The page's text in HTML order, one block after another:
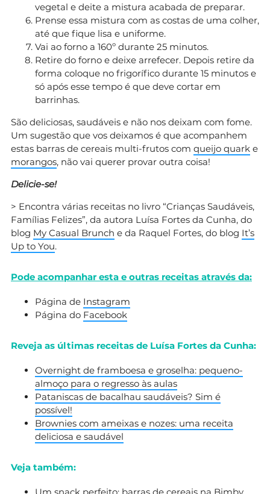
vegetal e deite a mistura acabada de preparar.
Prense essa mistura com as costas de uma colher,
até que fique lisa e uniforme.
Vai ao forno a 160º durante 25 minutos.
Retire do forno e deixe arrefecer. Depois retire da
forma coloque no frigorífico durante 15 minutos e
só após esse tempo é que deve cortar em
barrinhas.
São deliciosas, saudáveis e não nos deixam com fome.
Um sugestão que vos deixamos é que acompanhem
estas barras de cereais multi-frutos com queijo quark e
morangos, não vai querer provar outra coisa!
Delicie-se!
> Encontra várias receitas no livro “Crianças Saudáveis,
Famílias Felizes”, da autora Luísa Fortes da Cunha, do
blog My Casual Brunch e da Raquel Fortes, do blog It’s
Up to You.
Pode acompanhar esta e outras receitas através da:
Página de Instagram
Página do Facebook
Reveja as últimas receitas de Luísa Fortes da Cunha:
Overnight de framboesa e groselha: pequeno-
almoço para o regresso às aulas
Pataniscas de bacalhau saudáveis? Sim é
possível!
Brownies com ameixas e nozes: uma receita
deliciosa e saudável
Veja também:
Um snack perfeito: barras de cereais na Bimby